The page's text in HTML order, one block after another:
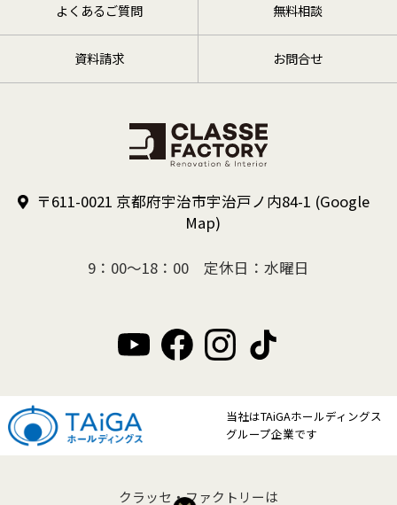
よくあるご質問 無料相談
資料請求 お問合せ
〒611-0021 京都府宇治市宇治戸ノ内84-1 (Google
Map)
9：00～18：00 定休日：水曜日
当社はTAiGAホールディングス
グループ企業です
クラッセ・ファクトリーは